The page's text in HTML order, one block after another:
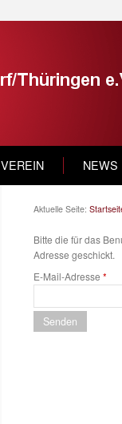
VEREIN NEWS
Aktuelle Seite:
Bitte die für das
Adresse geschickt.
E-Mail-Adresse *
Senden